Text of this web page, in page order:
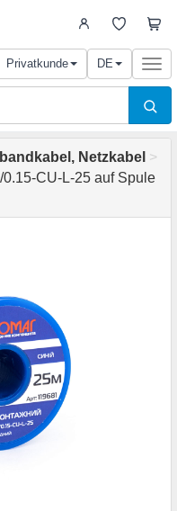
Privatkunde DE
Netzkabel >
CU-L-25 auf Spule